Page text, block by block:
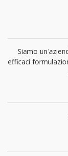
Siamo
efficaci